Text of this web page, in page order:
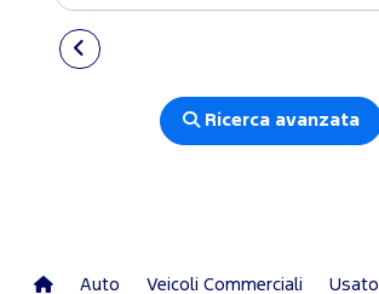
Ricerca avanzata
Auto Veicoli Commerciali Usato